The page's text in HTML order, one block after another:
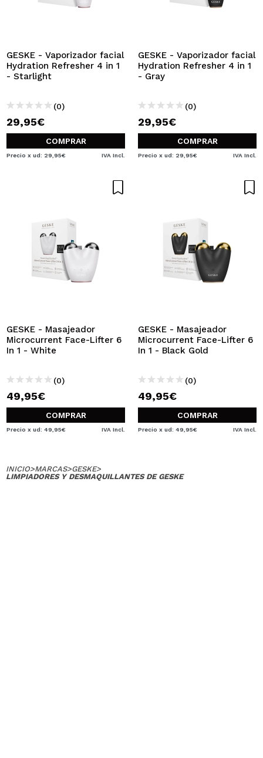
GESKE - Vaporizador facial
Hydration Refresher 4 in 1
- Starlight
(0)
29,95€
COMPRAR
Precio x ud: 29,95€ IVA Incl.
GESKE - Vaporizador facial
Hydration Refresher 4 in 1
- Gray
(0)
29,95€
COMPRAR
Precio x ud: 29,95€ IVA Incl.
GESKE - Masajeador
Microcurrent Face-Lifter 6
In 1 - White
(0)
49,95€
COMPRAR
Precio x ud: 49,95€ IVA Incl.
GESKE - Masajeador
Microcurrent Face-Lifter 6
In 1 - Black Gold
(0)
49,95€
COMPRAR
Precio x ud: 49,95€ IVA Incl.
INICIO>MARCAS>GESKE>
LIMPIADORES Y DESMAQUILLANTES DE GESKE